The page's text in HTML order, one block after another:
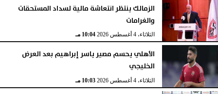
الزمالك ينتظر انتعاشة مالية لسداد المستحقات
والغرامات
الثلاثاء، 4 أغسطس 2026 10:04 مـ
الأهلي يحسم مصير ياسر إبراهيم بعد العرض
الخليجي
الثلاثاء، 4 أغسطس 2026 10:03 مـ